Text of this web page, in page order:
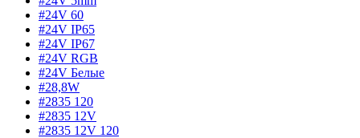
#24V 60
#24V IP65
#24V IP67
#24V RGB
#24V Белые
#28,8W
#2835 120
#2835 12V
#2835 12V 120